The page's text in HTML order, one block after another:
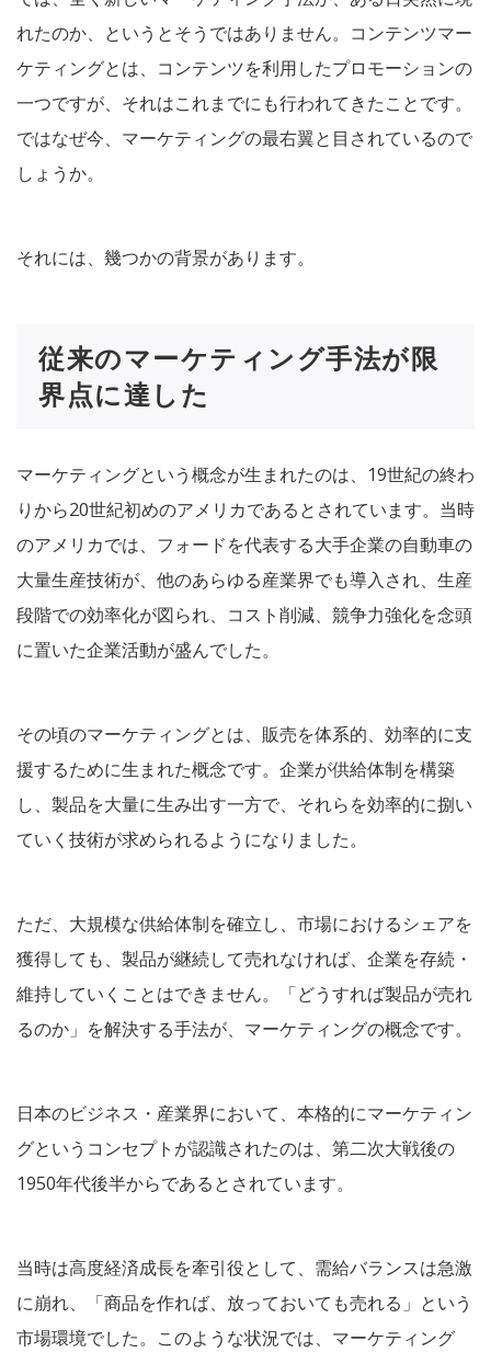
れたのか、というとそうではありません。コンテンツマー
ケティングとは、コンテンツを利用したプロモーションの
一つですが、それはこれまでにも行われてきたことです。
ではなぜ今、マーケティングの最右翼と目されているので
しょうか。
それには、幾つかの背景があります。
従来のマーケティング手法が限
界点に達した
マーケティングという概念が生まれたのは、19世紀の終わ
りから20世紀初めのアメリカであるとされています。当時
のアメリカでは、フォードを代表する大手企業の自動車の
大量生産技術が、他のあらゆる産業界でも導入され、生産
段階での効率化が図られ、コスト削減、競争力強化を念頭
に置いた企業活動が盛んでした。
その頃のマーケティングとは、販売を体系的、効率的に支
援するために生まれた概念です。企業が供給体制を構築
し、製品を大量に生み出す一方で、それらを効率的に捌い
ていく技術が求められるようになりました。
ただ、大規模な供給体制を確立し、市場におけるシェアを
獲得しても、製品が継続して売れなければ、企業を存続・
維持していくことはできません。「どうすれば製品が売れ
るのか」を解決する手法が、マーケティングの概念です。
日本のビジネス・産業界において、本格的にマーケティン
グというコンセプトが認識されたのは、第二次大戦後の
1950年代後半からであるとされています。
当時は高度経済成長を牽引役として、需給バランスは急激
に崩れ、「商品を作れば、放っておいても売れる」という
市場環境でした。このような状況では、マーケティング